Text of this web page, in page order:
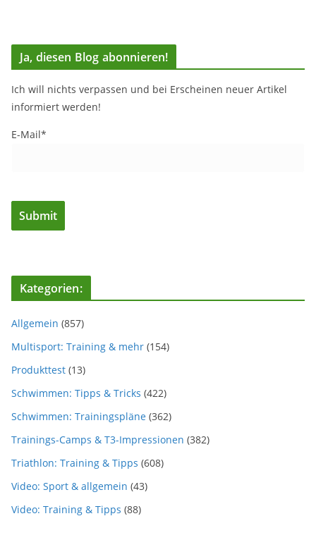
Ja, diesen Blog abonnieren!
Ich will nichts verpassen und bei Erscheinen neuer Artikel
informiert werden!
E-Mail*
Kategorien:
Allgemein (857)
Multisport: Training & mehr (154)
Produkttest (13)
Schwimmen: Tipps & Tricks (422)
Schwimmen: Trainingspläne (362)
Trainings-Camps & T3-Impressionen (382)
Triathlon: Training & Tipps (608)
Video: Sport & allgemein (43)
Video: Training & Tipps (88)